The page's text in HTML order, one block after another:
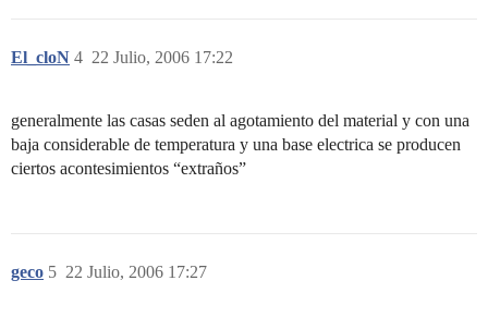
El_cloN 22 Julio, 2006 17:22
4
generalmente las casas seden al agotamiento del material y con una
baja considerable de temperatura y una base electrica se producen
ciertos acontesimientos “extraños”
geco 22 Julio, 2006 17:27
5